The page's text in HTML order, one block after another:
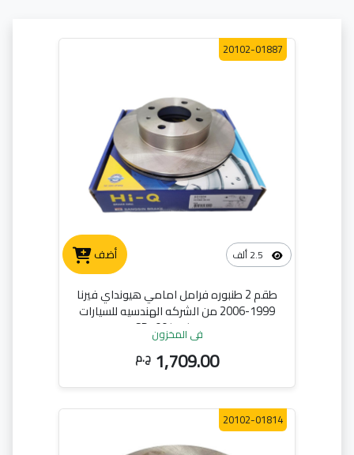
أضف
20102-01887
طقم 2 طنبوره فرامل امامي هيونداي فيرنا
1999-2006 من الشركه الهندسيه للسيارات
هاي كيو SD1004
في المخزون
1,709.00 ج.م
20102-01814